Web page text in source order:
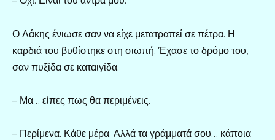
Ο Λάκης ένιωσε σαν να είχε μετατραπεί σε πέτρα. Η
καρδιά του βυθίστηκε στη σιωπή. Έχασε το δρόμο του,
σαν πυξίδα σε καταιγίδα.
– Μα… είπες πως θα περιμένεις.
– Περίμενα. Κάθε μέρα. Αλλά τα γράμματά σου… κάποια